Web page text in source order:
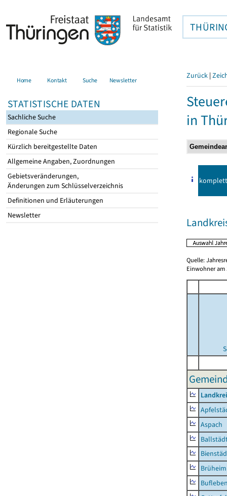
Home Kontakt Suche Newsletter
STATISTISCHE DATEN
Sachliche Suche
Regionale Suche
Kürzlich bereitgestellte Daten
Allgemeine Angaben, Zuordnungen
Gebietsveränderungen,
Änderungen zum Schlüsselverzeichnis
Definitionen und Erläuterungen
Newsletter
Zurück |
in
komplett
Quelle:
Einwohner am
Aspach
Brüheim